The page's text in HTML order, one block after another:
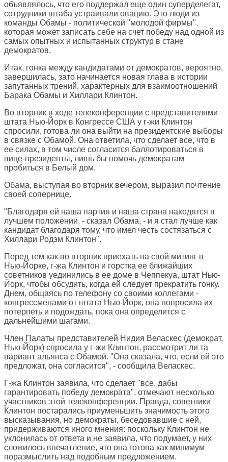
объявлялось, что его поддержал еще один суперделегат,
сотрудники штаба устраивали овацию. Это люди из
команды Обамы - политической "молодой фирмы",
которая может записать себе на счет победу над одной из
самых опытных и испытанных структур в стане
демократов.
Итак, гонка между кандидатами от демократов, вероятно,
завершилась, зато начинается новая глава в истории
запутанных трений, характерных для взаимоотношений
Барака Обамы и Хиллари Клинтон.
Во вторник в ходе телеконференции с представителями
штата Нью-Йорк в Конгрессе США у г-жи Клинтон
спросили, готова ли она выйти на президентские выборы
в связке с Обамой. Она ответила, что сделает все, что в
ее силах, в том числе согласится баллотироваться в
вице-президенты, лишь бы помочь демократам
пробиться в Белый дом.
Обама, выступая во вторник вечером, выразил почтение
своей сопернице.
"Благодаря ей наша партия и наша страна находятся в
лучшем положении, - сказал Обама, - и я стал лучше как
кандидат благодаря тому, что имел честь состязаться с
Хиллари Родэм Клинтон".
Перед тем как во вторник приехать на свой митинг в
Нью-Йорке, г-жа Клинтон и горстка ее ближайших
советников уединились в ее доме в Чеппекуа, штат Нью-
Йорк, чтобы обсудить, когда ей следует прекратить гонку.
Днем, общаясь по телефону со своими коллегами -
конгрессменами от штата Нью-Йорк, она попросила их
потерпеть и подождать, пока она определится с
дальнейшими шагами.
Член Палаты представителей Нидия Веласкес (демократ,
Нью-Йорк) спросила у г-жи Клинтон, рассмотрит ли та
вариант альянса с Обамой. "Она сказала, что, если ей это
предложат, она согласится", - сообщила Веласкес.
Г-жа Клинтон заявила, что сделает "все, дабы
гарантировать победу демократа", отмечают несколько
участников этой телеконференции. Правда, советники
Клинтон постарались приуменьшить значимость этого
высказывания, но демократы, беседовавшие с ней,
придерживаются иного мнения: поскольку Клинтон не
уклонилась от ответа и не заявила, что подумает, у них
сложилось впечатление, что она готова как минимум
поразмыслить над подобным предложением.